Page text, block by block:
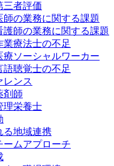
三者評価
師の業務に関する課題
師の業務に関する課題
業療法士の不足
療ソーシャルワーカー
語聴覚士の不足
レンス
剤師
理栄養士
る地域連携
ームアプローチ